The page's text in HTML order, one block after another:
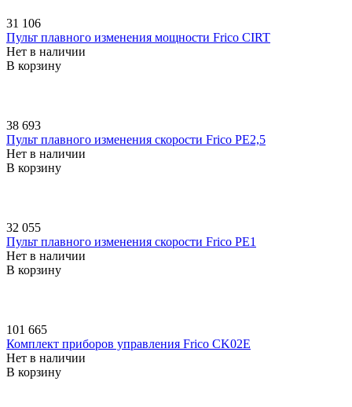
31 106
Пульт плавного изменения мощности Frico CIRT
Нет в наличии
В корзину
38 693
Пульт плавного изменения скорости Frico PE2,5
Нет в наличии
В корзину
32 055
Пульт плавного изменения скорости Frico PE1
Нет в наличии
В корзину
101 665
Комплект приборов управления Frico CK02E
Нет в наличии
В корзину